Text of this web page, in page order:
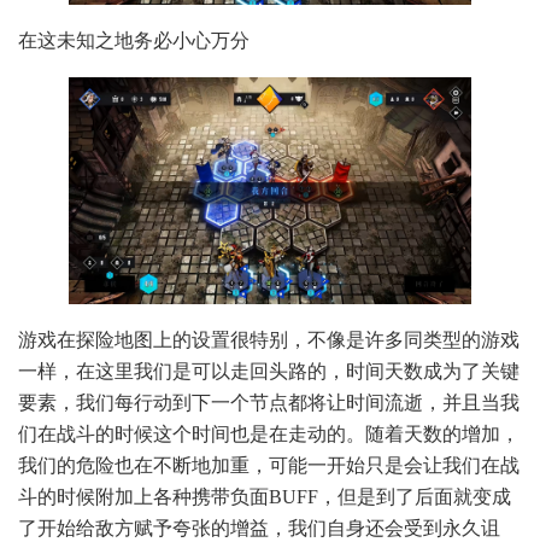
在这未知之地务必小心万分
游戏在探险地图上的设置很特别，不像是许多同类型的游戏
一样，在这里我们是可以走回头路的，时间天数成为了关键
要素，我们每行动到下一个节点都将让时间流逝，并且当我
们在战斗的时候这个时间也是在走动的。随着天数的增加，
我们的危险也在不断地加重，可能一开始只是会让我们在战
斗的时候附加上各种携带负面BUFF，但是到了后面就变成
了开始给敌方赋予夸张的增益，我们自身还会受到永久诅